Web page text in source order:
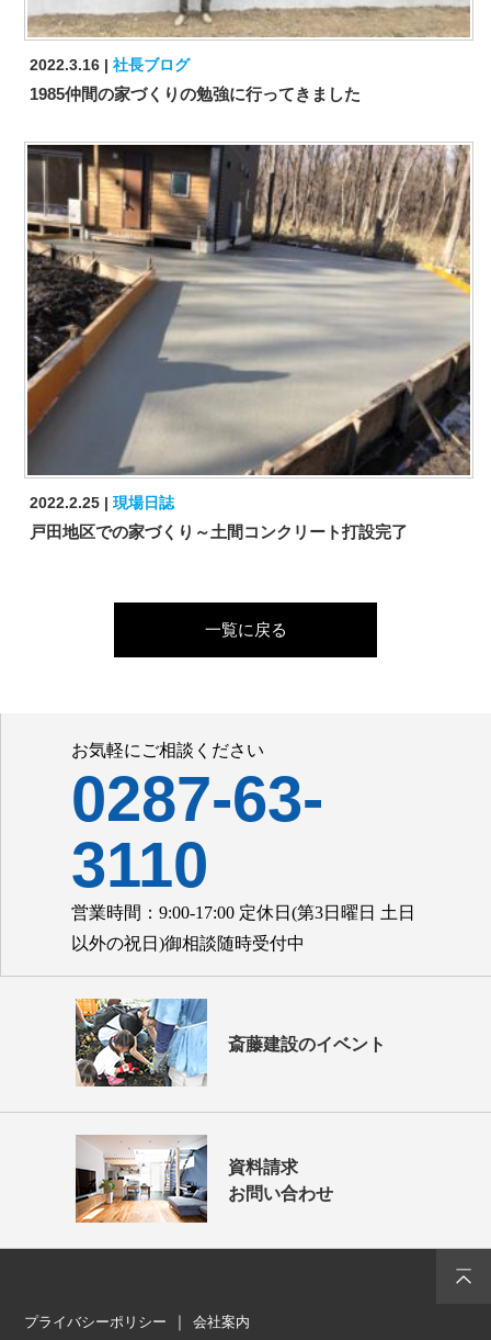
2022.3.16 社長ブログ
1985仲間の家づくりの勉強に行ってきました
2022.2.25 現場日誌
戸田地区での家づくり～土間コンクリート打設完了
一覧に戻る
お気軽にご相談ください
0287-63-
3110
営業時間：9:00-17:00 定休日(第3日曜日 土日
以外の祝日)御相談随時受付中
斎藤建設のイベント
資料請求
お問い合わせ
プライバシーポリシー 会社案内